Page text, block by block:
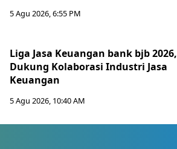
5 Agu 2026, 6:55 PM
Liga Jasa Keuangan bank bjb 2026,
Dukung Kolaborasi Industri Jasa
Keuangan
5 Agu 2026, 10:40 AM